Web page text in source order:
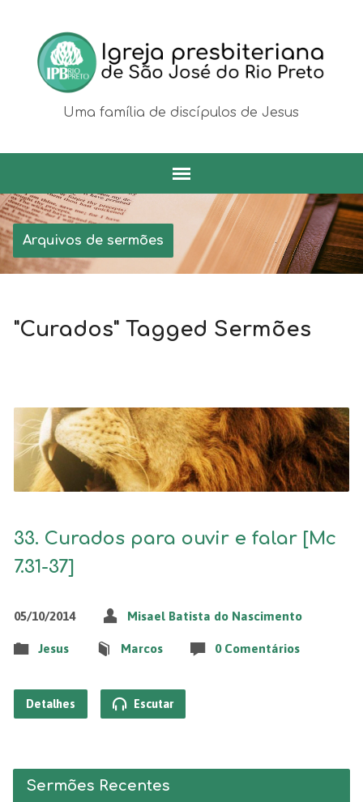
Uma família de discípulos de Jesus
Arquivos de sermões
"Curados" Tagged Sermões
33. Curados para ouvir e falar [Mc
7.31-37]
05/10/2014 Misael Batista do Nascimento
Jesus Marcos 0 Comentários
Detalhes Escutar
Sermões Recentes